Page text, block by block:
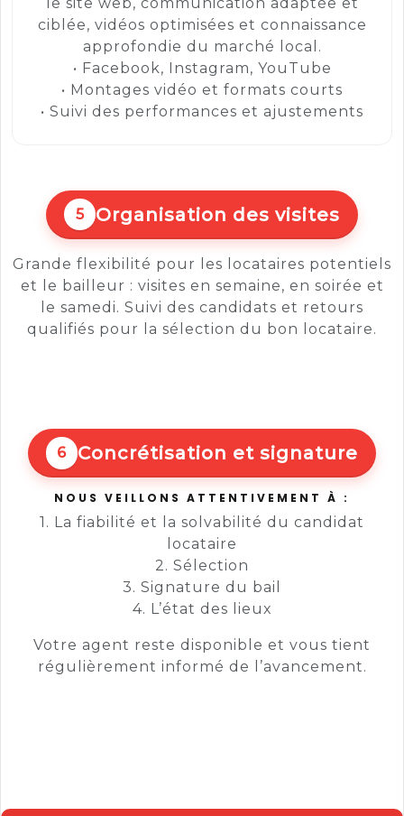
ciblée, vidéos optimisées et connaissance
approfondie du marché local.
• Facebook, Instagram, YouTube
• Montages vidéo et formats courts
• Suivi des performances et ajustements
5 Organisation des visites
Grande flexibilité pour les locataires potentiels
et le bailleur : visites en semaine, en soirée et
le samedi. Suivi des candidats et retours
qualifiés pour la sélection du bon locataire.
6 Concrétisation et signature
NOUS VEILLONS ATTENTIVEMENT À :
1. La fiabilité et la solvabilité du candidat
locataire
2. Sélection
3. Signature du bail
4. L’état des lieux
Votre agent reste disponible et vous tient
régulièrement informé de l’avancement.